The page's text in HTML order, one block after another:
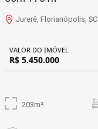
Jurerê, Florianópolis, SC
VALOR DO IMÓVEL
R$ 5.450.000
203m²